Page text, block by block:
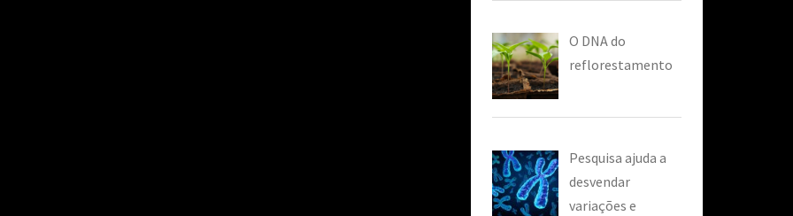
O DNA do
reflorestamento
Pesquisa ajuda a
desvendar
variações e